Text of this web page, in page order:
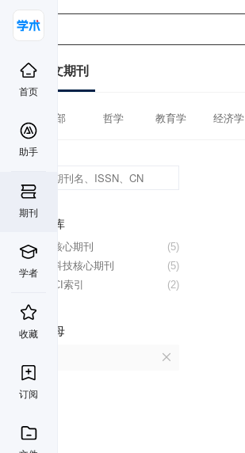
首页
助手
期刊
学者
收藏
订阅
中文期刊
全部 哲学 教育学 经济学
数据库
(5)
北大核心期刊
(5)
中国科技核心期刊
(2)
CSSCI索引
首字母